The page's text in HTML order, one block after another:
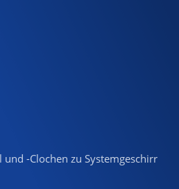
und -Clochen zu Systemgeschirr